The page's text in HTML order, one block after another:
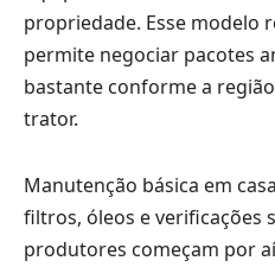
propriedade. Esse modelo
permite negociar pacotes
bastante conforme a
trator.
Manutenção básica em
filtros, óleos e verificações
produtores começam por